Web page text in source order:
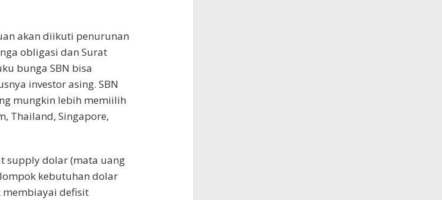
akan diikuti penurunan
obligasi dan Surat
bunga SBN bisa
investor asing. SBN
mungkin lebih memiilih
Thailand, Singapore,
supply dolar (mata uang
kebutuhan dolar
membiayai defisit